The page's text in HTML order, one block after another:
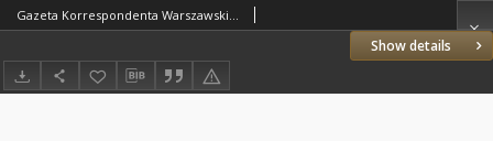
Show details
Gazeta Korrespondenta Warszawskiego i Zagranicznego. 1807 nr96